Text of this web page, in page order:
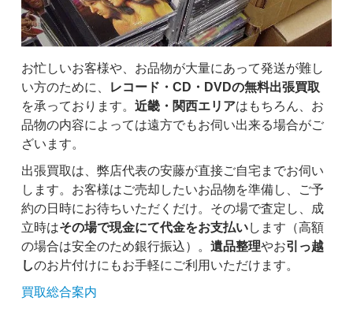
お忙しいお客様や、お品物が大量にあって発送が難し
い方のために、
レコード・CD・DVDの無料出張買取
を承っております。 近畿・関西エリアはもちろん、お
品物の内容によっては遠方でもお伺い出来る場合がご
ざいます。
出張買取は、弊店代表の安藤が直接ご自宅までお伺い
します。お客様はご売却したいお品物を準備し、ご予
約の日時にお待ちいただくだけ。その場で査定し、成
立時はその場で現金にて代金をお支払いします（高額
の場合は安全のため銀行振込）。 遺品整理やお引っ越
しのお片付けにもお手軽にご利用いただけます。
買取総合案内